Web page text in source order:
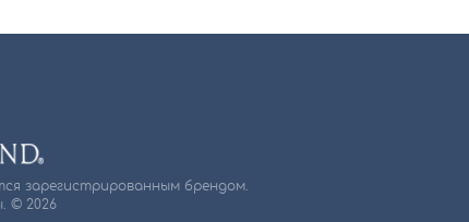
зарегистрированным брендом.
© 2026